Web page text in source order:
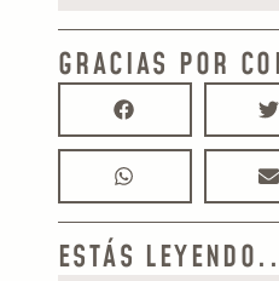
GRACIAS POR
ESTÁS